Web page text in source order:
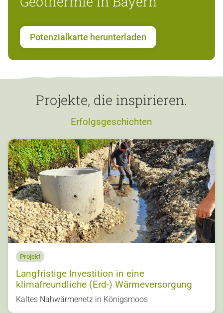
Potenzialkarte herunterladen
Projekte, die inspirieren.
Erfolgsgeschichten
Projekt
Langfristige Investition in eine
klimafreundliche (Erd-) Wärmeversorgung
Kaltes Nahwärmenetz in Königsmoos